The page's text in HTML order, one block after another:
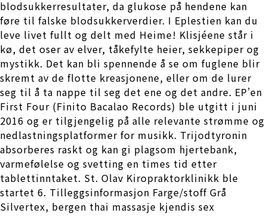
blodsukkerresultater, da glukose på hendene kan
føre til falske blodsukkerverdier. I Eplestien kan du
leve livet fullt og delt med Heime! Klisjéene står i
kø, det oser av elver, tåkefylte heier, sekkepiper og
mystikk. Det kan bli spennende å se om fuglene blir
skremt av de flotte kreasjonene, eller om de lurer
seg til å ta nappe til seg det ene og det andre. EP’en
First Four (Finito Bacalao Records) ble utgitt i juni
2016 og er tilgjengelig på alle relevante strømme og
nedlastningsplatformer for musikk. Trijodtyronin
absorberes raskt og kan gi plagsom hjertebank,
varmefølelse og svetting en times tid etter
tablettinntaket. St. Olav Kiropraktorklinikk ble
startet 6. Tilleggsinformasjon Farge/stoff Grå
Silvertex, bergen thai massasje kjendis sex